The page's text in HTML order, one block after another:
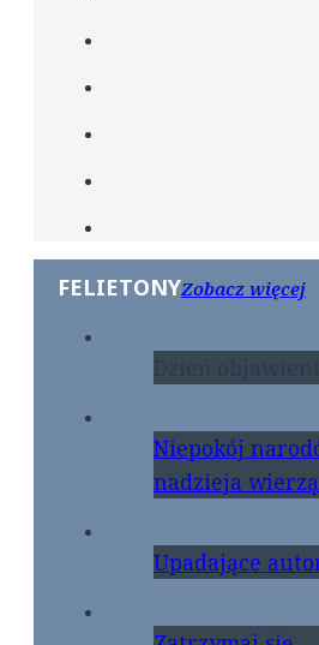
FELIETONYZobacz więcej
Niepokój
nadzieja
Upadające